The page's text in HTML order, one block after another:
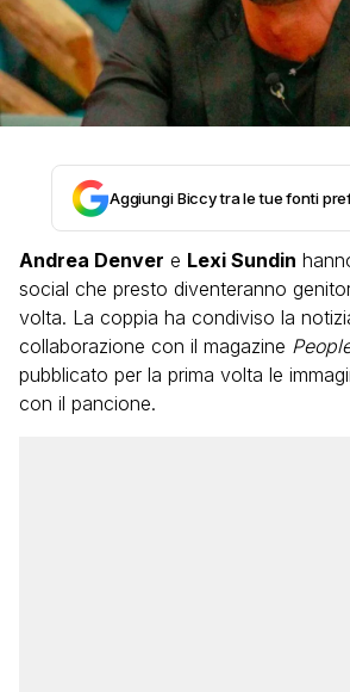
Aggiungi Biccy tra le tue fonti
Andrea Denver e Lexi Sundin
social che presto diventeranno
volta. La coppia ha condiviso la
collaborazione con il magazine
pubblicato per la prima volta le
con il pancione.